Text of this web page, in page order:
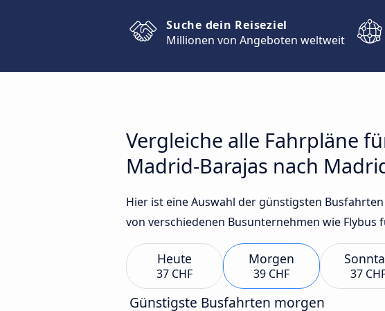
Suche dein Reiseziel
Millionen von Angeboten weltweit
Vergleiche alle Fahrpläne
Madrid-Barajas nach
Hier ist eine Auswahl der günstigsten
von verschiedenen Busunternehmen wie Flybus
Heute
37 CHF
Morgen
39 CHF 37
Günstigste Busfahrten morgen